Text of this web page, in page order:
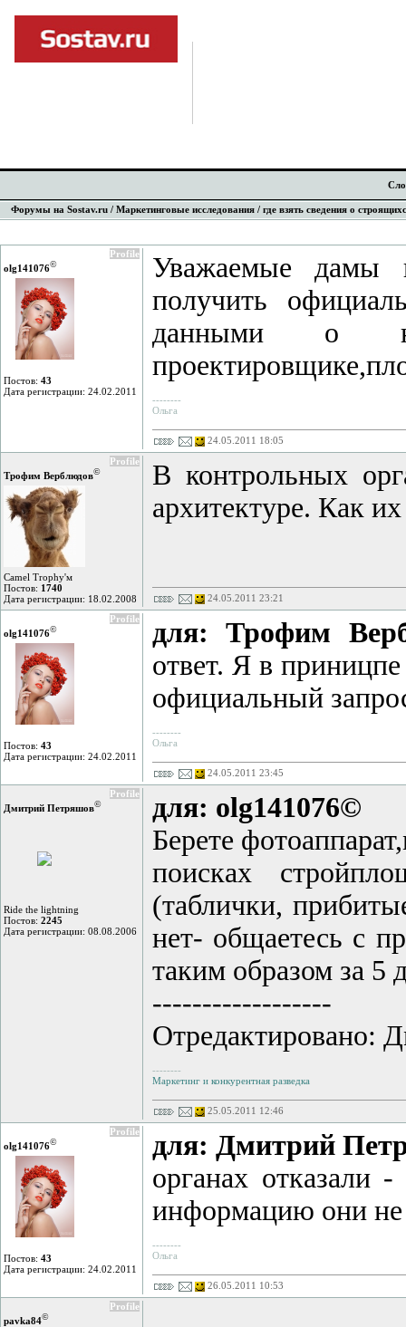
Форумы на Sostav.ru / Маркетинговые исследования / где взять сведения о
Profile
olg141076©
Постов: 43
Дата регистрации: 24.02.2011
Уважаемые дамы
получить
данными о
--------
Ольга
24.05.2011 18:05
Profile
Трофим Верблюдов©
Camel Trophy'м
Постов: 1740
Дата регистрации: 18.02.2008
В контрольных
архитектуре. Как
24.05.2011 23:21
Profile
olg141076©
Постов: 43
Дата регистрации: 24.02.2011
для: Трофим
ответ. Я в
официальный
--------
Ольга
24.05.2011 23:45
Profile
Дмитрий Петряшов©
Ride the lightning
Постов: 2245
Дата регистрации: 08.08.2006
для: olg141076©
Берете
поисках
(таблички,
нет- общаетесь с
таким образом за 5
------------------
Отредактировано:
--------
Маркетинг и конкурентная разведка
25.05.2011 12:46
Profile
olg141076©
Постов: 43
Дата регистрации: 24.02.2011
для: Дмитрий
органах отказали
информацию они не
--------
Ольга
26.05.2011 10:53
Profile
pavka84©